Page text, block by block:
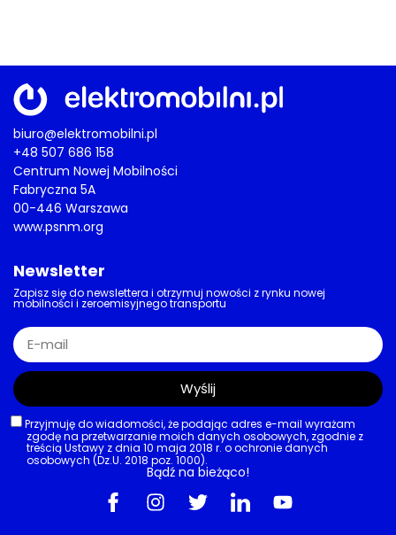
TECHNOLOGIA,BYD,OSOBOWE
Qin Max nadjeżdża
BYD odsłania nowego flagowego
sedana. Dwie wersje i ultraszybkie
ładowanie
15/07/2026
Niemcy umacniają pozycję za Oceanem
Koncern BMW zakończył rozbudowę
fabryk. 1,7 mld dolarów inwestycji w
Karolinie Południowej
15/07/2026
AKTUALNOŚCI,JEDNOŚLADY,POJAZDY, PRAWO
Hulajnogi na celowniku
Warszawa hamuje elektryczne